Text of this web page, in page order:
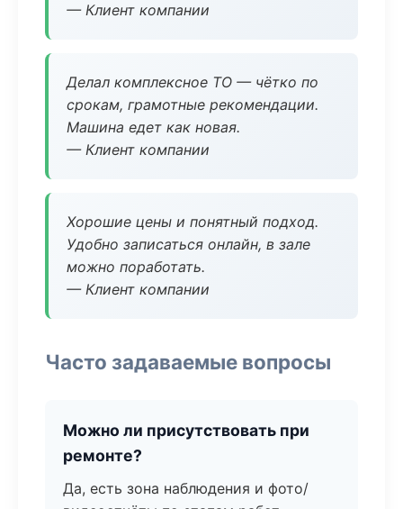
— Клиент компании
Делал комплексное ТО — чётко по
срокам, грамотные рекомендации.
Машина едет как новая.
— Клиент компании
Хорошие цены и понятный подход.
Удобно записаться онлайн, в зале
можно поработать.
— Клиент компании
Часто задаваемые вопросы
Можно ли присутствовать при
ремонте?
Да, есть зона наблюдения и фото/